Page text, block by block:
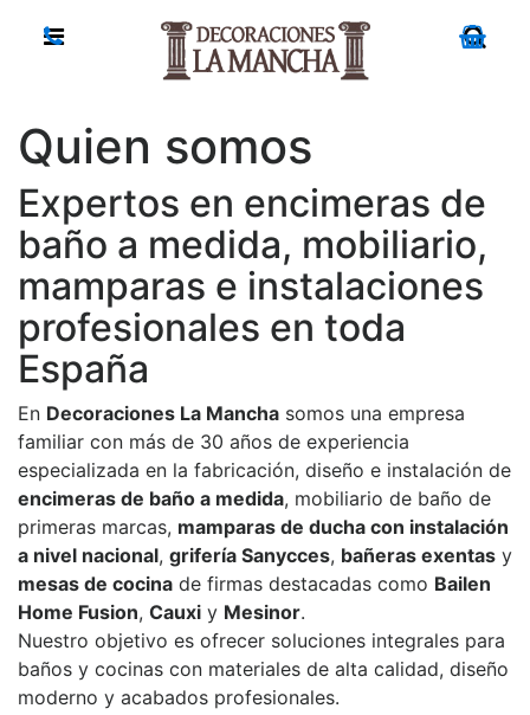
Quien somos
Expertos en encimeras de
baño a medida, mobiliario,
mamparas e instalaciones
profesionales en toda
España
En Decoraciones La Mancha somos una empresa
familiar con más de 30 años de experiencia
especializada en la fabricación, diseño e instalación de
encimeras de baño a medida, mobiliario de baño de
primeras marcas, mamparas de ducha con instalación
a nivel nacional, grifería Sanycces, bañeras exentas y
mesas de cocina de firmas destacadas como Bailen
Home Fusion, Cauxi y Mesinor.
Nuestro objetivo es ofrecer soluciones integrales para
baños y cocinas con materiales de alta calidad, diseño
moderno y acabados profesionales.